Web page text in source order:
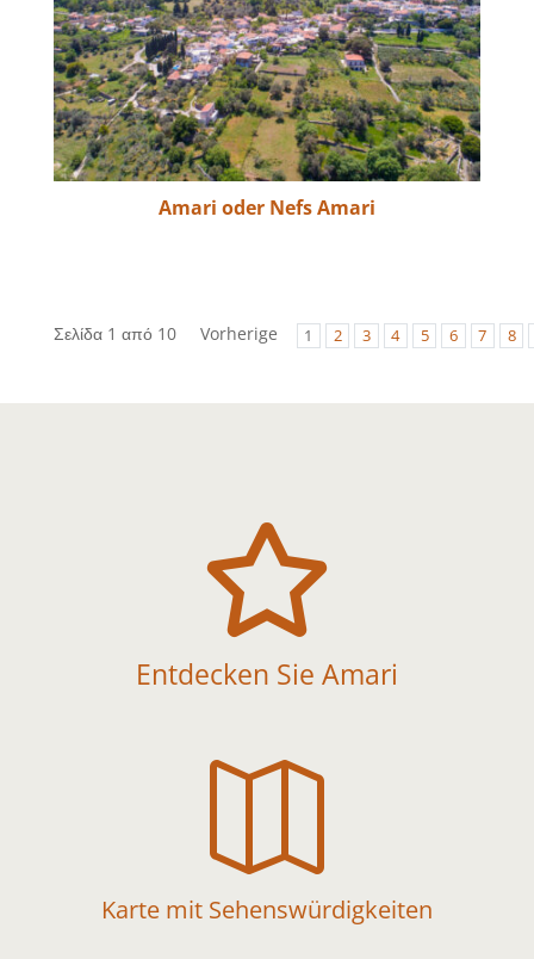
Amari oder Nefs Amari
Σελίδα 1 από 10 Vorherige 1 2 3 4 5 6 7 8

Entdecken Sie Amari

Karte mit Sehenswürdigkeiten